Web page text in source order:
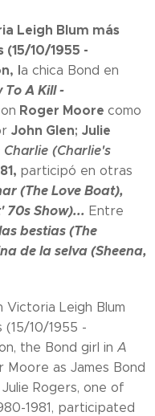
Leigh Blum más
10/1955 -
, la chica Bond en
A Kill -
Roger Moore como
John Glen; Julie
(Charlie's
participó en otras
(The Love Boat),
Show)... Entre
bestias (The
de la selva (Sheena,
Victoria Leigh Blum
10/1955 -
the Bond girl in A
Moore as James Bond
Rogers, one of
1981, participated